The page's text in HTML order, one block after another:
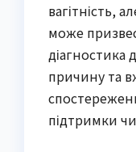
вагітність,
може
діагностика
причину та
підтримки